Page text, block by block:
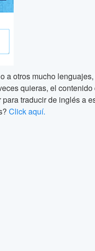
o a otros mucho
quieras, el
traducir de inglés a
Click aquí.